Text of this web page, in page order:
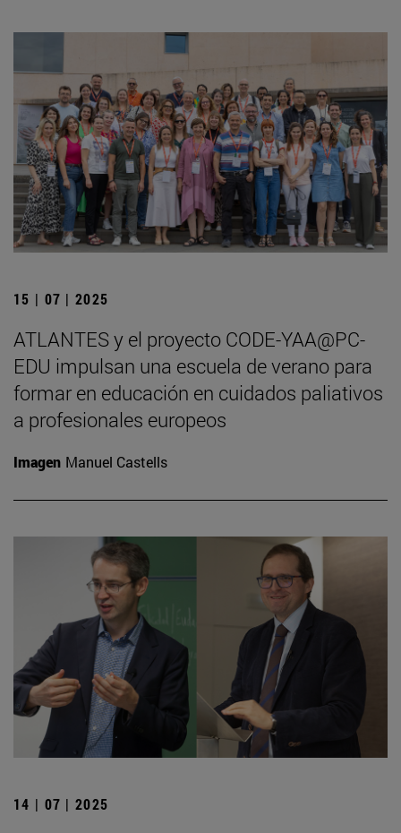
15 | 07 | 2025
ATLANTES y el proyecto CODE-YAA@PC-
EDU impulsan una escuela de verano para
formar en educación en cuidados paliativos
a profesionales europeos
Imagen Manuel Castells
14 | 07 | 2025